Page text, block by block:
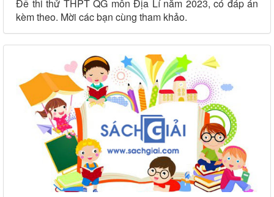
Đề thi thử THPT QG môn Địa Lí năm 2023, có đáp án
kèm theo. Mời các bạn cùng tham khảo.